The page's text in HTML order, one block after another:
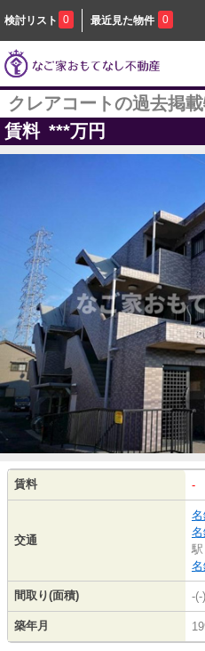
検討リスト 0 最近見た物件 0
クレアコートの過去掲
賃料 ***万円
賃料 -
交通
間取り(面積) -(-)
築年月